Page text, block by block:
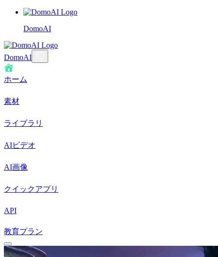
DomoAI
DomoAI
ホーム
素材
ライブラリ
AIビデオ
AI画像
クイックアプリ
API
教育プラン